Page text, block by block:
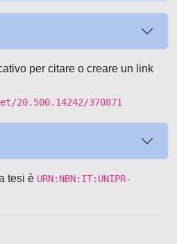
per citare o creare un link
20.500.14242/370871
tesi è URN:NBN:IT:UNIPR-